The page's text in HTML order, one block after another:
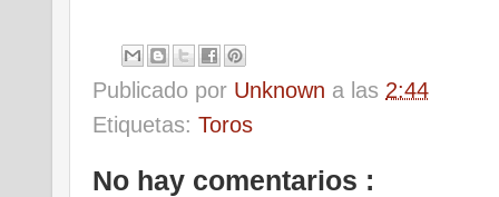
Publicado por Unknown a las 2:44
Etiquetas: Toros
No hay comentarios :